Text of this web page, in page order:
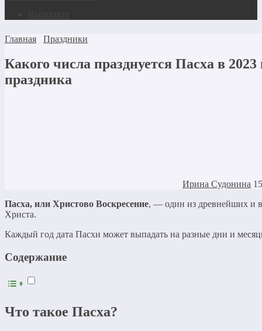
Главная Праздники
Какого числа празднуется Пасха в
праздника
Ирина Судонина
Пасха, или Христово Воскресение, — один из древнейших и
Христа.
Каждый год дата Пасхи может выпадать на разные дни и
Содержание
Что такое Пасха?